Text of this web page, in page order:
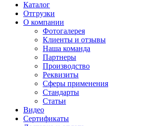
Каталог
Отгрузки
О компании
Фотогалерея
Клиенты и отзывы
Наша команда
Партнеры
Производство
Реквизиты
Сферы применения
Стандарты
Статьи
Видео
Сертификаты